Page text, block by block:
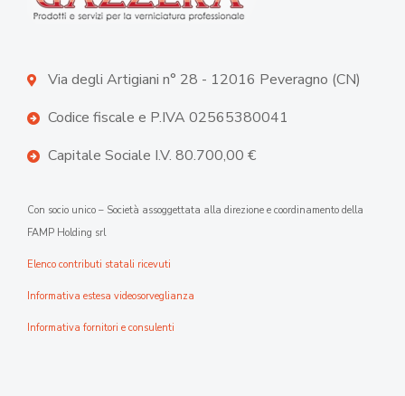
Via degli Artigiani n° 28 - 12016 Peveragno (CN)
Codice fiscale e P.IVA 02565380041
Capitale Sociale I.V. 80.700,00 €
Con socio unico – Società assoggettata alla direzione e coordinamento della
FAMP Holding srl
Elenco contributi statali ricevuti
Informativa estesa videosorveglianza
Informativa fornitori e consulenti